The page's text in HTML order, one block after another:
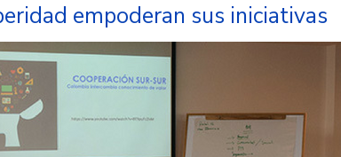
empoderan sus iniciativas